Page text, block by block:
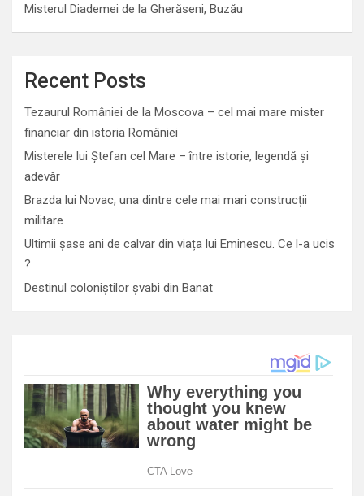
Misterul Diademei de la Gherăseni, Buzău
Recent Posts
Tezaurul României de la Moscova – cel mai mare mister
financiar din istoria României
Misterele lui Ștefan cel Mare – între istorie, legendă și
adevăr
Brazda lui Novac, una dintre cele mai mari construcții
militare
Ultimii șase ani de calvar din viața lui Eminescu. Ce l-a ucis
?
Destinul coloniștilor șvabi din Banat